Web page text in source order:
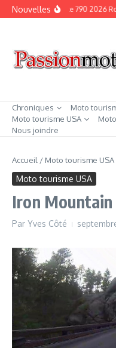
Aller au contenu
NouvellesKTM Duke 790 2026
Chroniques
Moto
Moto tourisme USA
Nous joindre
Accueil / Moto tourisme USA
Moto tourisme USA
Iron Mountain
Par Yves Côté